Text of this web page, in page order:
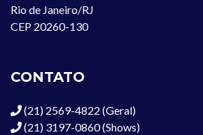
Rio de Janeiro/RJ
CEP 20260-130
CONTATO
(21) 2569-4822 (Geral)
(21) 3197-0860 (Shows)